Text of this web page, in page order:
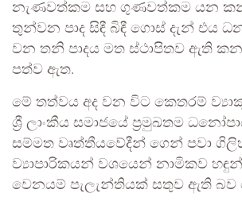
නැණවත්කම සහ ගුණවත්කම යන
තුන්වන පාද සිඳී බිඳී ගොස් දැන් එය
වන තනි පාදය මත ස්ථාපිතව ඇති
පත්ව ඇත.
මේ තත්වය අද වන විට කෙතරම්
ශ්‍රී ලාංකීය සමාජයේ ප්‍රමුඛතම
සම්මත වෘත්තීයවේදීන් ගෙන් පවා
ව්‍යාපාරිකයන් වශයෙන් නාමිකව
වෙනයම් පැලැන්තියක් සතුව ඇති බව